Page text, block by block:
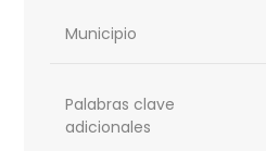
Municipio
Palabras clave
adicionales